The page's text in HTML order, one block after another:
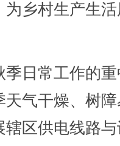
乡村生产生
日常工作的重
气干燥、树
区供电线路